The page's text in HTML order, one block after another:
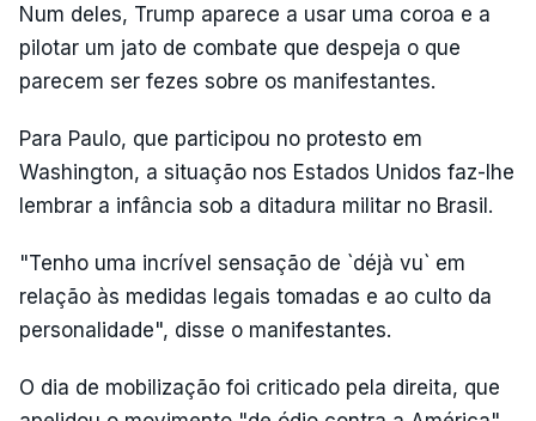
Num deles, Trump aparece a usar uma coroa e a
pilotar um jato de combate que despeja o que
parecem ser fezes sobre os manifestantes.
Para Paulo, que participou no protesto em
Washington, a situação nos Estados Unidos faz-lhe
lembrar a infância sob a ditadura militar no Brasil.
"Tenho uma incrível sensação de `déjà vu` em
relação às medidas legais tomadas e ao culto da
personalidade", disse o manifestantes.
O dia de mobilização foi criticado pela direita, que